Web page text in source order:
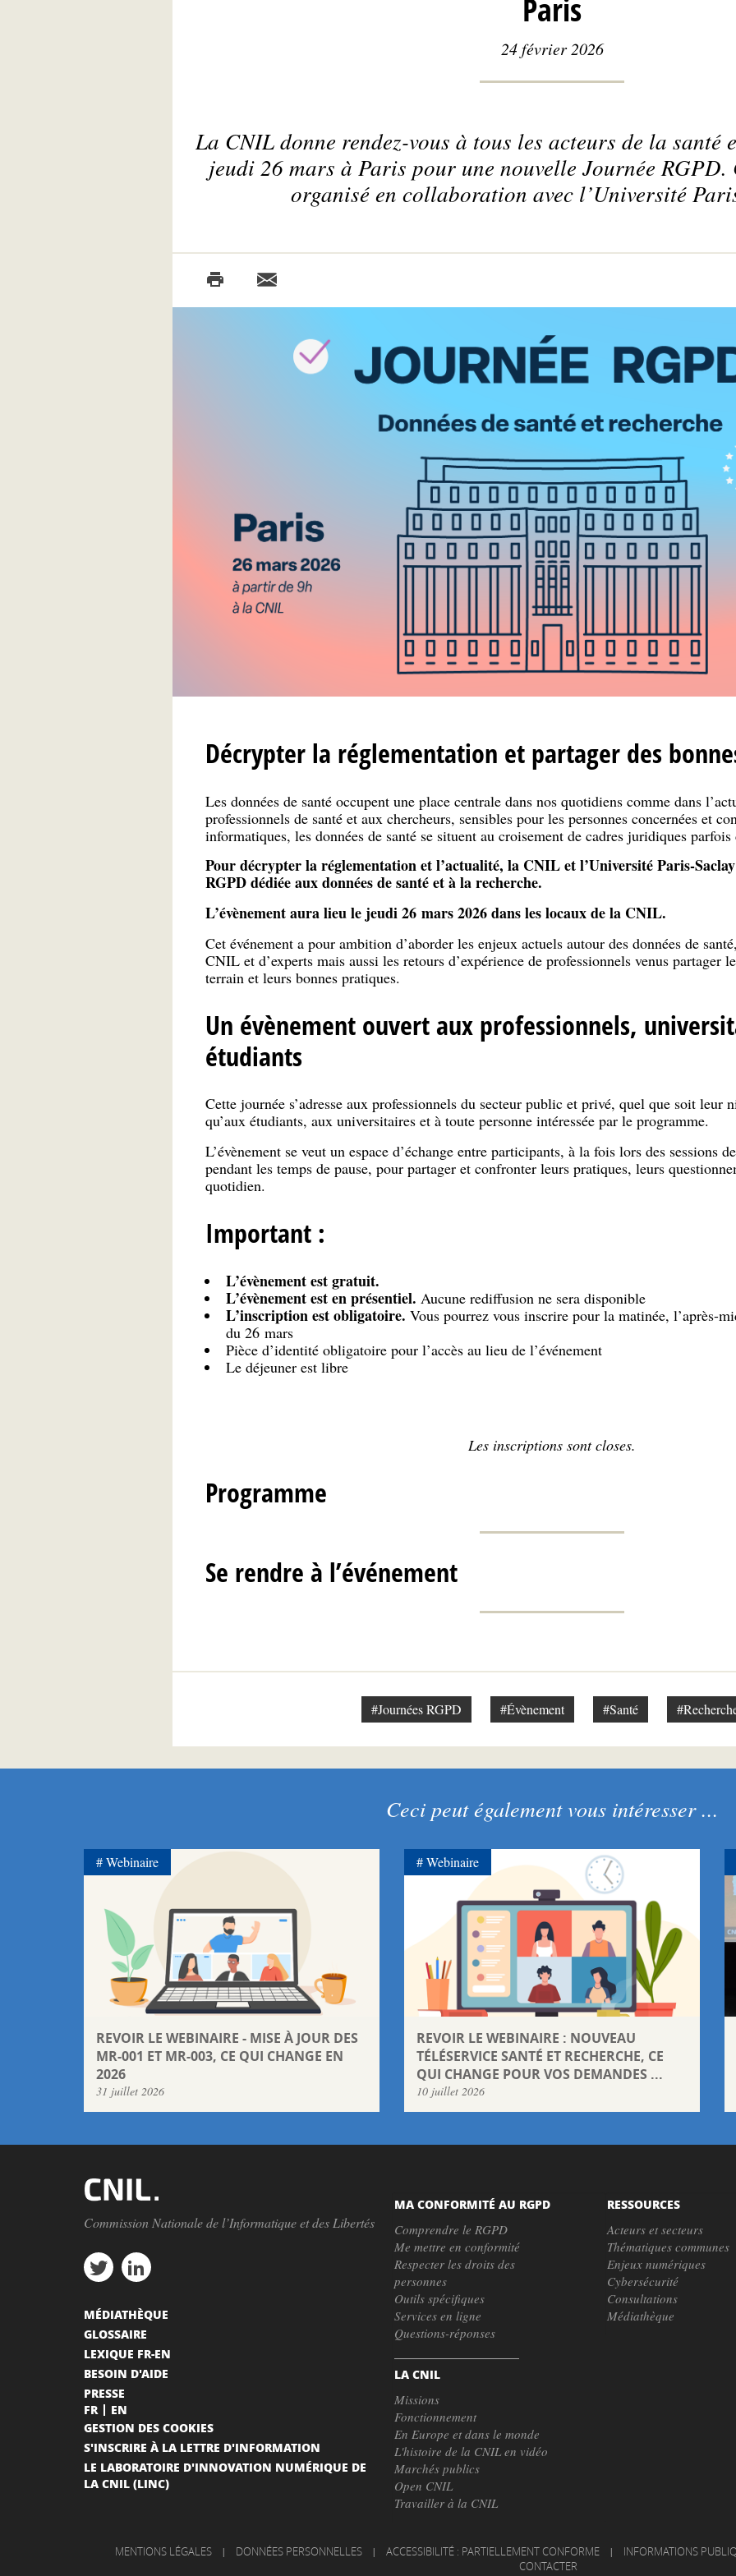
Paris
24 février 2026
La CNIL donne rendez-vous à tous les acteurs de la santé
jeudi 26 mars à Paris pour une nouvelle Journée RGPD.
organisé en collaboration avec l’Université
Décrypter la réglementation et partager des
Les données de santé occupent une place centrale dans nos quotidiens comme dans
professionnels de santé et aux chercheurs, sensibles pour les personnes concernées et
informatiques, les données de santé se situent au croisement de cadres juridiques parfois
Pour décrypter la réglementation et l’actualité, la CNIL et l’Université Paris-
RGPD dédiée aux données de santé et à la recherche.
L’évènement aura lieu le jeudi 26 mars 2026 dans les locaux de la CNIL.
Cet événement a pour ambition d’aborder les enjeux actuels autour des données de
CNIL et d’experts mais aussi les retours d’expérience de professionnels venus
terrain et leurs bonnes pratiques.
Un évènement ouvert aux professionnels,
étudiants
Cette journée s’adresse aux professionnels du secteur public et privé, quel que soit leur
qu’aux étudiants, aux universitaires et à toute personne intéressée par le programme.
L’évènement se veut un espace d’échange entre participants, à la fois lors des sessions
pendant les temps de pause, pour partager et confronter leurs pratiques, leurs
quotidien.
Important :
L’évènement est gratuit.
L’évènement est en présentiel. Aucune rediffusion ne sera disponible
L’inscription est obligatoire. Vous pourrez vous inscrire pour la matinée, l’après-
du 26 mars
Pièce d’identité obligatoire pour l’accès au lieu de l’événement
Le déjeuner est libre
Les inscriptions sont closes.
Programme
Se rendre à l’événement
#Journées RGPD #Évènement #Santé
Ceci peut également vous intéresser ...
REVOIR LE WEBINAIRE - MISE À JOUR DES
MR-001 ET MR-003, CE QUI CHANGE EN
2026
31 juillet 2026
Webinaire
REVOIR LE WEBINAIRE : NOUVEAU
TÉLÉSERVICE SANTÉ ET RECHERCHE, CE
QUI CHANGE POUR VOS DEMANDES ...
10 juillet 2026
Webinaire
Commission Nationale de l’Informatique et des Libertés
MA CONFORMITÉ AU RGPD
Comprendre le RGPD
Me mettre en conformité
Respecter les droits des
personnes
Outils spécifiques
Services en ligne
Questions-réponses
LA CNIL
Missions
Fonctionnement
En Europe et dans le monde
L'histoire de la CNIL en vidéo
Marchés publics
Open CNIL
Travailler à la CNIL
RESSOURCES
Acteurs et secteurs
Thématiques communes
Enjeux numériques
Cybersécurité
Consultations
Médiathèque
MÉDIATHÈQUE
GLOSSAIRE
LEXIQUE FR-EN
BESOIN D'AIDE
PRESSE
FR
EN
GESTION DES COOKIES
S'INSCRIRE À LA LETTRE D'INFORMATION
LE LABORATOIRE D'INNOVATION NUMÉRIQUE DE
LA CNIL (LINC)
MENTIONS LÉGALES | DONNÉES PERSONNELLES | ACCESSIBILITÉ : PARTIELLEMENT CONFORME |
INFORMATIONS
CONTACTER